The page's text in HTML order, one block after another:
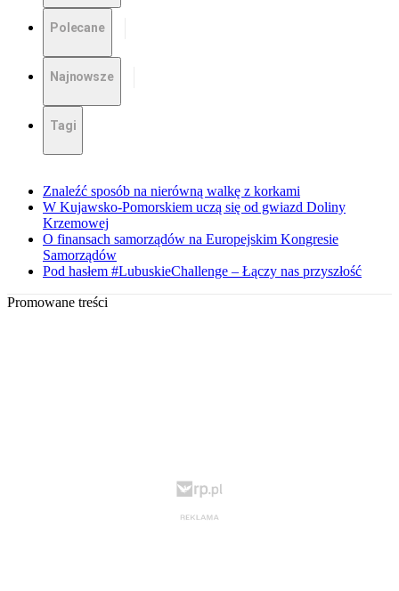
Polecane
Najnowsze
Tagi
Znaleźć sposób na nierówną walkę z korkami
W Kujawsko-Pomorskiem uczą się od gwiazd Doliny
Krzemowej
O finansach samorządów na Europejskim Kongresie
Samorządów
Pod hasłem #LubuskieChallenge – Łączy nas przyszłość
Promowane treści